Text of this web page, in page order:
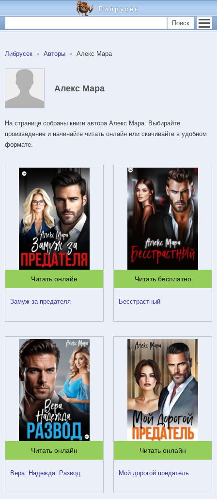
Либрусек
Поиск
Либрусек Авторы Алекс Мара
Алекс Мара
На странице собраны книги автора Алекс Мара. Выбирайте
произведение и начинайте читать онлайн или скачивайте в удобном
формате.
Читать онлайн
Замуж за предателя
Читать бесплатно
Бесстрастный
Читать онлайн
Вера. Надежда. Развод
Читать онлайн
Мой дорогой предатель